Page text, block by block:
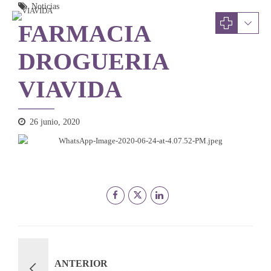
Noticias
FARMACIA
DROGUERIA
VIAVIDA
26 junio, 2020
ANTERIOR